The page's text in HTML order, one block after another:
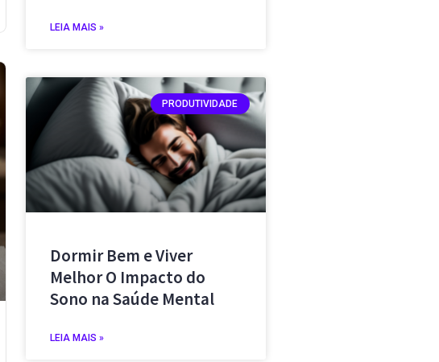
LEIA MAIS »
PRODUTIVIDADE
Dormir Bem e Viver
Melhor O Impacto do
Sono na Saúde Mental
LEIA MAIS »